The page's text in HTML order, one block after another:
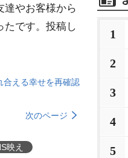
達やお客様から
たです。投稿し
える幸せを再確認
次のページ
映え
1
2
3
4
5